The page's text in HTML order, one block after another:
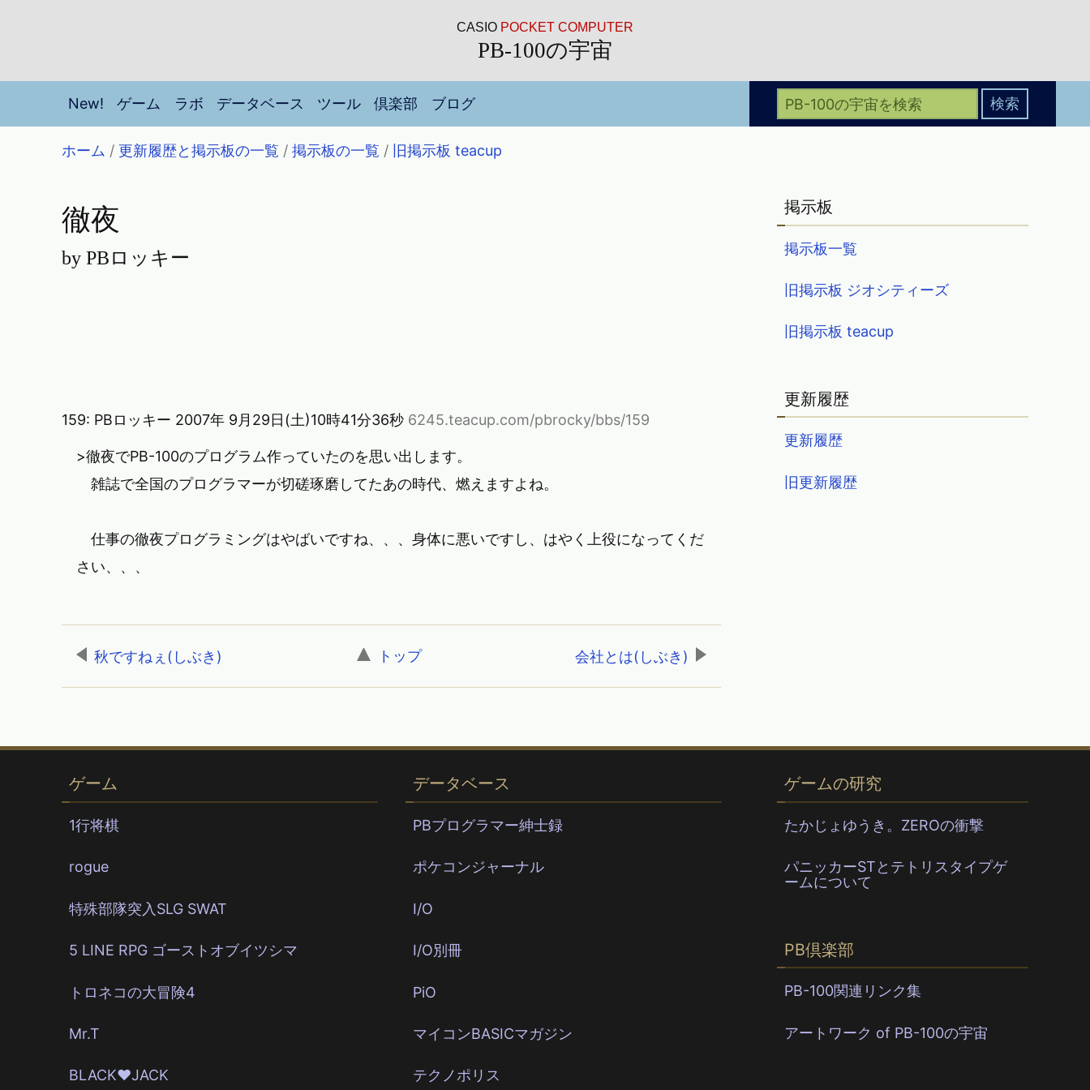
CASIO POCKET COMPUTER
PB-100の宇宙
New! ゲーム ラボ データベース ツール 倶楽部 ブログ
ホーム / 更新履歴と掲示板の一覧 /掲示板の一覧 / 旧掲示板 teacup
徹夜
by PBロッキー
159: PBロッキー 2007年 9月29日(土)10時41分36秒 6245.teacup.com/pbrocky/bbs/159
>徹夜でPB-100のプログラム作っていたのを思い出します。
雑誌で全国のプログラマーが切磋琢磨してたあの時代、燃えますよね。
仕事の徹夜プログラミングはやばいですね、、、身体に悪いですし、はやく上役になってくだ
さい、、、
秋ですねぇ(しぶき) トップ, 会社とは(しぶき)
掲示板
掲示板一覧
旧掲示板 ジオシティーズ
旧掲示板 teacup
更新履歴
更新履歴
旧更新履歴
ゲーム
1行将棋
rogue
特殊部隊突入SLG SWAT
5 LINE RPG ゴーストオブイツシマ
トロネコの大冒険4
Mr.T
BLACK♥JACK
データベース
PBプログラマー紳士録
ポケコンジャーナル
I/O
I/O別冊
PiO
マイコンBASICマガジン
テクノポリス
ゲームの研究
たかじょゆうき。ZEROの衝撃
パニッカーSTとテトリスタイプゲ
ームについて
PB倶楽部
PB-100関連リンク集
アートワーク of PB-100の宇宙